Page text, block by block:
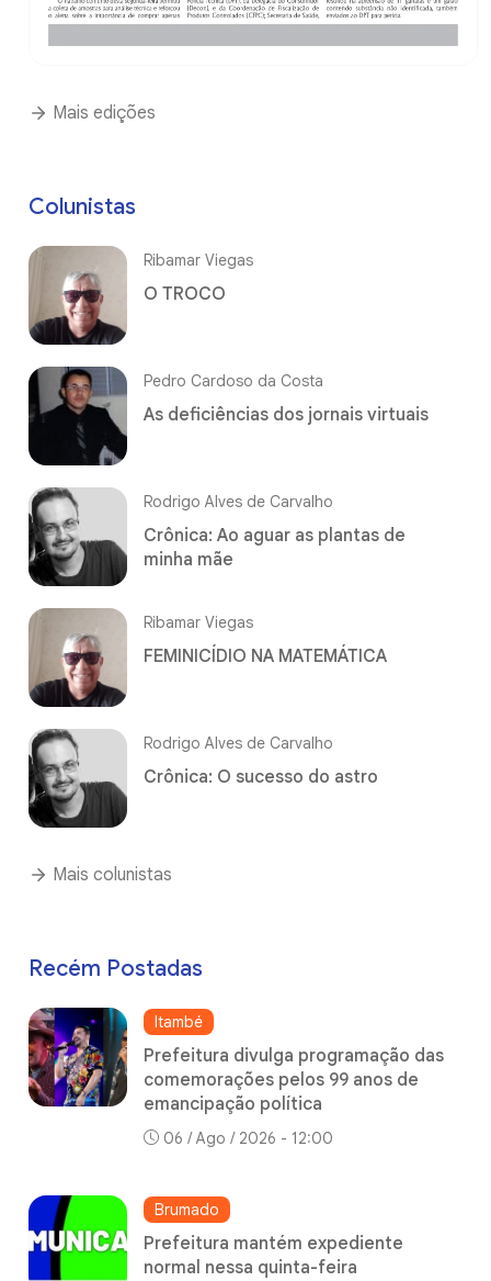
Mais edições
Colunistas
Ribamar Viegas
O TROCO
Pedro Cardoso da Costa
As deficiências dos jornais virtuais
Rodrigo Alves de Carvalho
Crônica: Ao aguar as plantas de
minha mãe
Ribamar Viegas
FEMINICÍDIO NA MATEMÁTICA
Rodrigo Alves de Carvalho
Crônica: O sucesso do astro
Mais colunistas
Recém Postadas
Itambé
Prefeitura divulga programação das
comemorações pelos 99 anos de
emancipação política
06 / Ago / 2026 - 12:00
Brumado
Prefeitura mantém expediente
normal nessa quinta-feira